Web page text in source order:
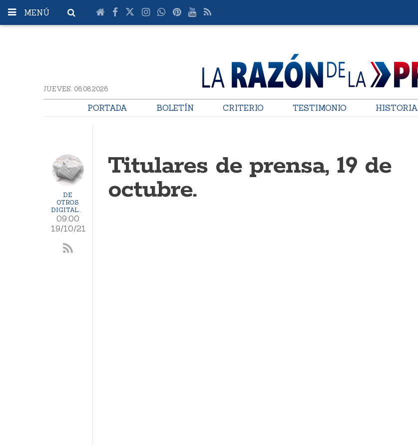
MENÚ
JUEVES. 06.08.2026
PORTADA BOLETÍN CRITERIO TESTIMONIO HISTORIA
DE
OTROS
DIGITALES
09:00
19/10/21
Titulares de prensa, 19 de
octubre.